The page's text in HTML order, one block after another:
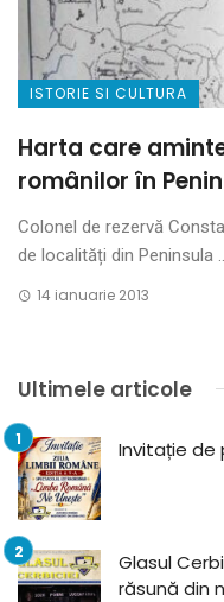
ISTORIE SI CULTURA
Harta care
românilor în
Colonel de rezervă
de localități din Peninsula
14 ianuarie 2013
Ultimele articole
Invitație de
Glasul
răsună din